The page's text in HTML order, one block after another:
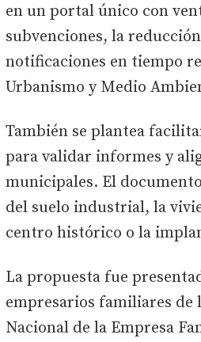
en un portal único con
subvenciones, la
notificaciones en tiempo
Urbanismo y Medio
También se plantea
para validar informes y
municipales. El
del suelo industrial, la
centro histórico o la
La propuesta fue
empresarios familiares
Nacional de la Empresa